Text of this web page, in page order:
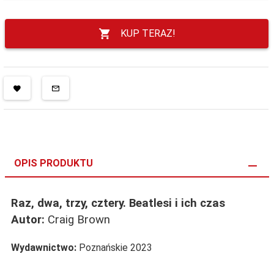
KUP TERAZ!
OPIS PRODUKTU
Raz, dwa, trzy, cztery. Beatlesi i ich czas
Autor: Craig Brown
Wydawnictwo: Poznańskie 2023